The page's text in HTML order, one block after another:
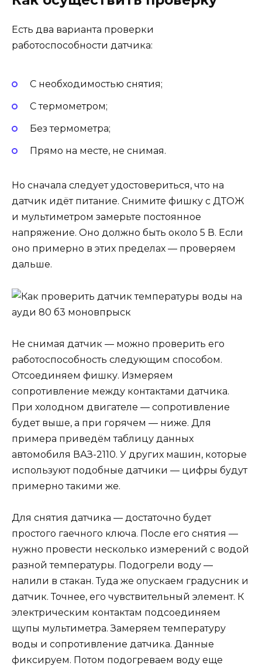
Есть два варианта проверки
работоспособности датчика:
С необходимостью снятия;
С термометром;
Без термометра;
Прямо на месте, не снимая.
Но сначала следует удостовериться, что на
датчик идёт питание. Снимите фишку с ДТОЖ
и мультиметром замерьте постоянное
напряжение. Оно должно быть около 5 В. Если
оно примерно в этих пределах — проверяем
дальше.
Не снимая датчик — можно проверить его
работоспособность следующим способом.
Отсоединяем фишку. Измеряем
сопротивление между контактами датчика.
При холодном двигателе — сопротивление
будет выше, а при горячем — ниже. Для
примера приведём таблицу данных
автомобиля ВАЗ-2110. У других машин, которые
используют подобные датчики — цифры будут
примерно такими же.
Для снятия датчика — достаточно будет
простого гаечного ключа. После его снятия —
нужно провести несколько измерений с водой
разной температуры. Подогрели воду —
налили в стакан. Туда же опускаем градусник и
датчик. Точнее, его чувствительный элемент. К
электрическим контактам подсоединяем
щупы мультиметра. Замеряем температуру
воды и сопротивление датчика. Данные
фиксируем. Потом подогреваем воду еще